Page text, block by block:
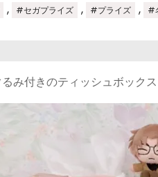
, #セガプライズ , #プライズ , #
み付きのティッシュボック